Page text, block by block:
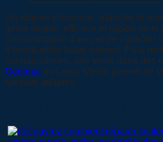
Un robinet silencieux, étanche et
geste simple, efficace et rapide vous
consommation d’eau et de contrôler
d’éventuelles fuites évitées. Pour
connaissances, une visite dans des
Gedimatou Leroy Merlin permet de
tutoriels adaptés.